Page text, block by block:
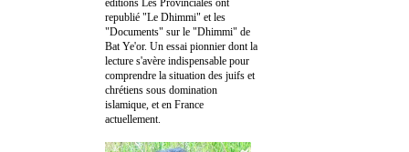
republié "Le Dhimmi" et les
"Documents" sur le "Dhimmi" de
Bat Ye'or. Un essai pionnier dont la
lecture s'avère indispensable pour
comprendre la situation des juifs et
chrétiens sous domination
islamique, et en France
actuellement.